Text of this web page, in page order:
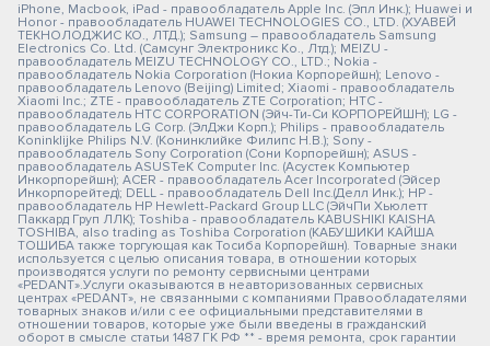
iPhone, Macbook, iPad - правообладатель Apple Inc. (Эпл Инк.); Huawei и
Honor - правообладатель HUAWEI TECHNOLOGIES CO., LTD. (ХУАВЕЙ
ТЕКНОЛОДЖИС КО., ЛТД.); Samsung – правообладатель Samsung
Electronics Co. Ltd. (Самсунг Электроникс Ко., Лтд.); MEIZU -
правообладатель MEIZU TECHNOLOGY CO., LTD.; Nokia -
правообладатель Nokia Corporation (Нокиа Корпорейшн); Lenovo -
правообладатель Lenovo (Beijing) Limited; Xiaomi - правообладатель
Xiaomi Inc.; ZTE - правообладатель ZTE Corporation; HTC -
правообладатель HTC CORPORATION (Эйч-Ти-Си КОРПОРЕЙШН); LG -
правообладатель LG Corp. (ЭлДжи Корп.); Philips - правообладатель
Koninklijke Philips N.V. (Конинклийке Филипс Н.В.); Sony -
правообладатель Sony Corporation (Сони Корпорейшн); ASUS -
правообладатель ASUSTeK Computer Inc. (Асустек Компьютер
Инкорпорейшн); ACER - правообладатель Acer Incorporated (Эйсер
Инкорпорейтед); DELL - правообладатель Dell Inc.(Делл Инк.); HP -
правообладатель HP Hewlett-Packard Group LLC (ЭйчПи Хьюлетт
Паккард Груп ЛЛК); Toshiba - правообладатель KABUSHIKI KAISHA
TOSHIBA, also trading as Toshiba Corporation (КАБУШИКИ КАЙША
ТОШИБА также торгующая как Тосиба Корпорейшн). Товарные знаки
используется с целью описания товара, в отношении которых
производятся услуги по ремонту сервисными центрами
«PEDANT».Услуги оказываются в неавторизованных сервисных
центрах «PEDANT», не связанными с компаниями Правообладателями
товарных знаков и/или с ее официальными представителями в
отношении товаров, которые уже были введены в гражданский
оборот в смысле статьи 1487 ГК РФ ** - время ремонта, срок гарантии